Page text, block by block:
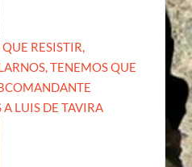
RESISTIR,
TENEMOS QUE
LUIS DE TAVIRA